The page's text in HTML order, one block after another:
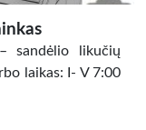
sandėlio likučių
laikas: I- V 7:00